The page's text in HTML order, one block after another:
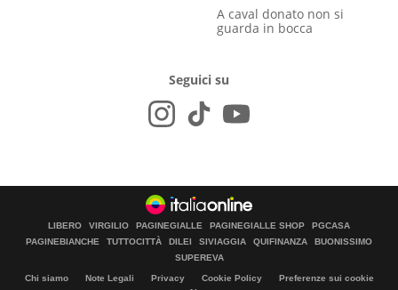
A caval donato non si
guarda in bocca
Seguici su
LIBERO VIRGILIO PAGINEGIALLE PAGINEGIALLE SHOP
PGCASA
PAGINEBIANCHE
TUTTOCITTÀ DILEI SIVIAGGIA QUIFINANZA
BUONISSIMO
SUPEREVA
Chi siamo Note Legali Privacy Cookie Policy
Preferenze sui cookie